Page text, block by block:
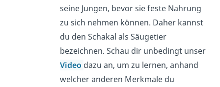
seine Jungen, bevor sie feste Nahrung
zu sich nehmen können. Daher kannst
du den Schakal als Säugetier
bezeichnen. Schau dir unbedingt unser
Video dazu an, um zu lernen, anhand
welcher anderen Merkmale du